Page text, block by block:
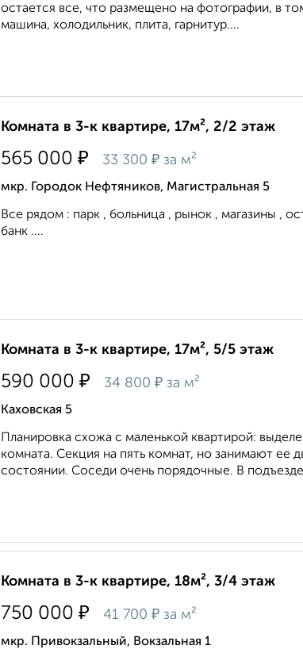
остается все, что размещено на фотографии, в
машина, холодильник, плита, гарнитур....
Комната в 3-к квартире, 17м², 2/2 этаж
565 000 ₽ 33 300 ₽ за м²
мкр. Городок Нефтяников, Магистральная 5
Все рядом : парк , больница , рынок , магазины ,
банк ....
Комната в 3-к квартире, 17м², 5/5 этаж
590 000 ₽ 34 800 ₽ за м²
Каховская 5
Планировка схожа с маленькой квартирой:
комната. Секция на пять комнат, но занимают ее
состоянии. Соседи очень порядочные. В
Комната в 3-к квартире, 18м², 3/4 этаж
750 000 ₽ 41 700 ₽ за м²
мкр. Привокзальный, Вокзальная 1